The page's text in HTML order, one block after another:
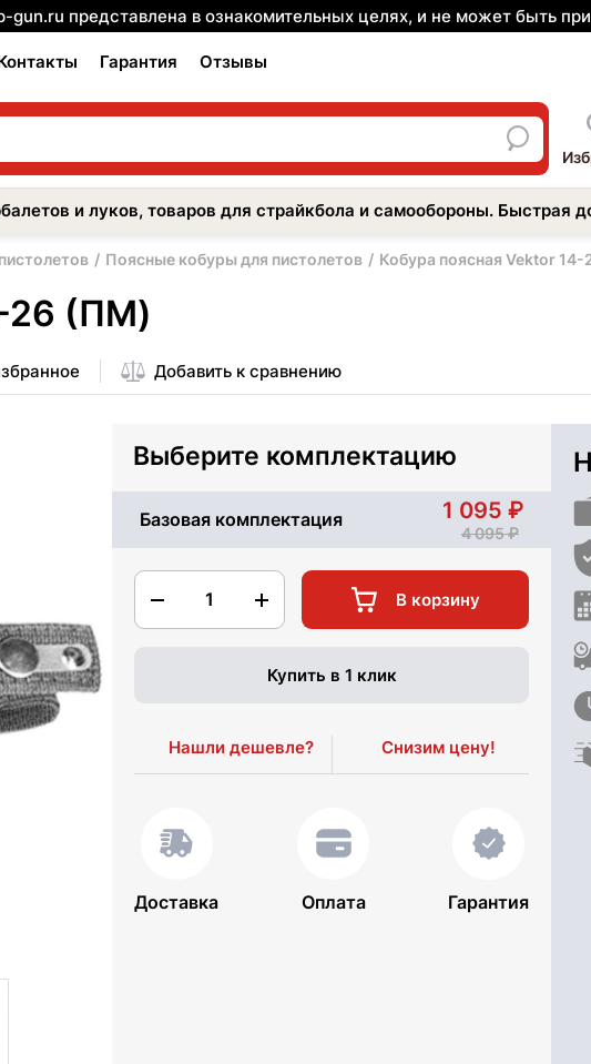
gun.ru представлена в ознакомительных целях, и не может быть
Гарантия Отзывы
и луков, товаров для страйкбола и самообороны. Быстрая
Поясные кобуры для пистолетов Кобура поясная Vektor
26 (ПМ)
Добавить к сравнению
Выберите комплектацию
Базовая комплектация 1 095
4 095
1 В корзину
Купить в 1 клик
Нашли дешевле? Снизим цену!
Доставка Оплата Гарантия